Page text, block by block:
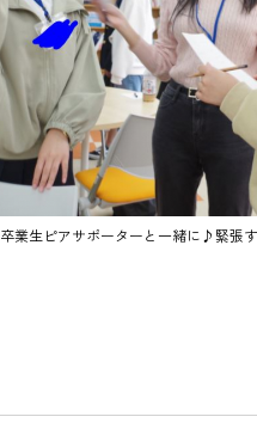
卒業生ピアサポーターと一緒に♪緊張